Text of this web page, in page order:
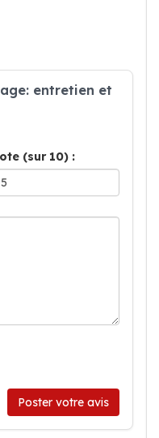
entretien et
(sur 10) :
Poster votre avis